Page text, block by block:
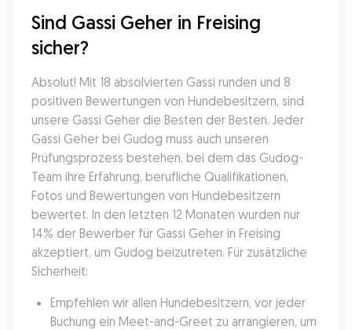
Sind Gassi Geher in Freising
sicher?
Absolut! Mit 18 absolvierten Gassi runden und 8
positiven Bewertungen von Hundebesitzern, sind
unsere Gassi Geher die Besten der Besten. Jeder
Gassi Geher bei Gudog muss auch unseren
Prüfungsprozess bestehen, bei dem das Gudog-
Team ihre Erfahrung, berufliche Qualifikationen,
Fotos und Bewertungen von Hundebesitzern
bewertet. In den letzten 12 Monaten wurden nur
14% der Bewerber für Gassi Geher in Freising
akzeptiert, um Gudog beizutreten. Für zusätzliche
Sicherheit:
Empfehlen wir allen Hundebesitzern, vor jeder
Buchung ein Meet-and-Greet zu arrangieren, um